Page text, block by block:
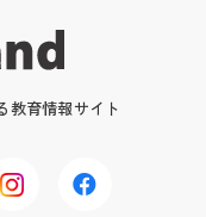
教育情報サイト